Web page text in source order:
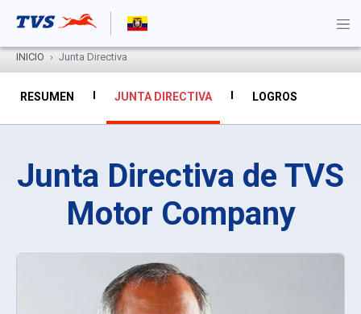
INICIO Junta Directiva
RESUMEN JUNTA DIRECTIVA LOGROS
Junta Directiva de TVS
Motor Company